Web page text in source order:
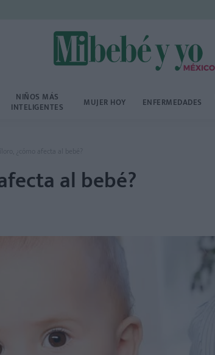
NIÑOS MÁS
INTELIGENTES MUJER HOY ENFERMEDADES
¿cómo afecta al bebé?
al bebé?